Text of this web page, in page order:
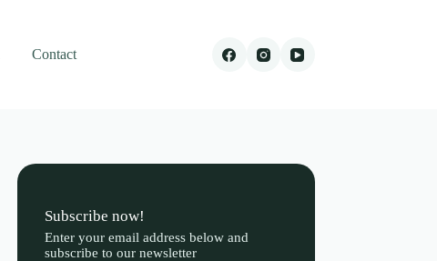
Contact
Subscribe now!
Enter your email address below and
subscribe to our newsletter